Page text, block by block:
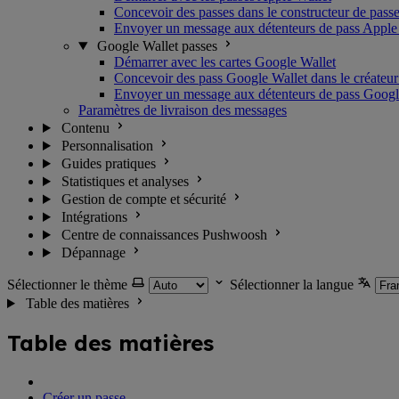
Concevoir des passes dans le constructeur de
Envoyer un message aux détenteurs de pass
Google Wallet passes
Démarrer avec les cartes Google Wallet
Concevoir des pass Google Wallet dans le
Envoyer un message aux détenteurs de pass
Paramètres de livraison des messages
Contenu
Personnalisation
Guides pratiques
Statistiques et analyses
Gestion de compte et sécurité
Intégrations
Centre de connaissances Pushwoosh
Dépannage
Sélectionner le thème
Sélectionner la langue
Table des matières
Table des matières